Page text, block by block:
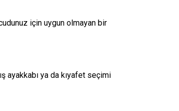
için uygun olmayan bir
ayakkabı ya da kıyafet seçimi